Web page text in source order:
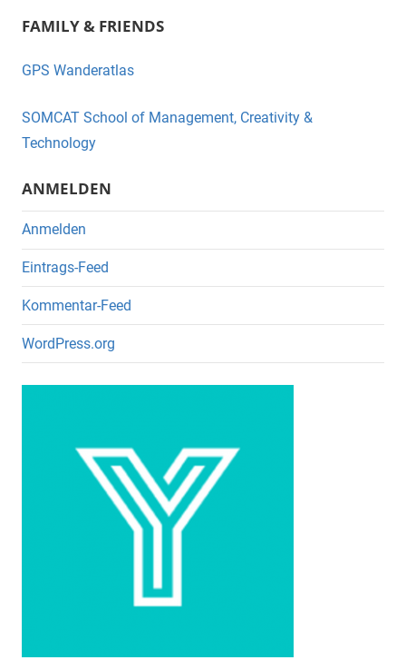
c
e
o
o
k
tt
er
FAMILY & FRIENDS
GPS Wanderatlas
SOMCAT School of Management, Creativity &
Technology
ANMELDEN
Anmelden
Eintrags-Feed
Kommentar-Feed
WordPress.org